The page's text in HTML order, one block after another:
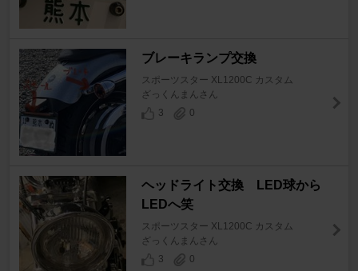
ブレーキランプ交換
スポーツスター XL1200C カスタム
ざっくんまんさん
3
0
ヘッドライト交換 LED球から
LEDへ笑
スポーツスター XL1200C カスタム
ざっくんまんさん
3
0